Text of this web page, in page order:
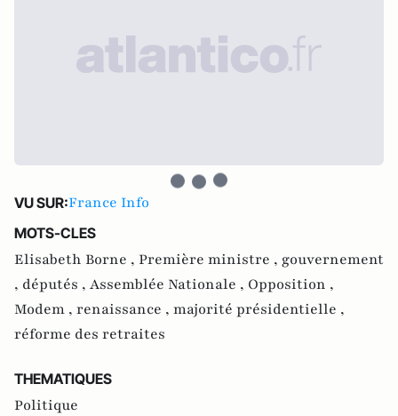
VU SUR:France Info
MOTS-CLES
Elisabeth Borne , Première ministre , gouvernement
, députés , Assemblée Nationale , Opposition ,
Modem , renaissance , majorité présidentielle ,
réforme des retraites
THEMATIQUES
Politique